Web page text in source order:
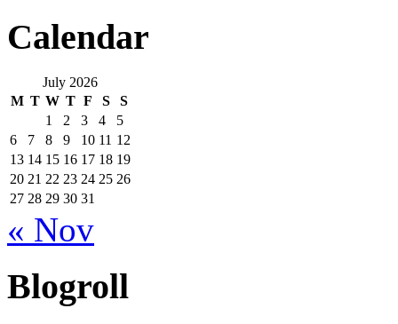
Calendar
July 2026
M T W T F S
S
1
2 3 4
5
6
7 8 9 10 11 12
13 14 15 16 17 18 19
20 21 22 23 24 25 26
27 28 29 30 31
« Nov
Blogroll